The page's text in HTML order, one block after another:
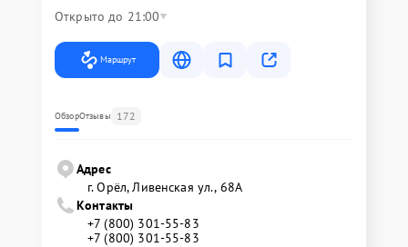
Открыто до 21:00
Маршрут
ОбзорОтзывы 172
Адрес
г. Орёл, Ливенская ул., 68А
Контакты
+7 (800) 301-55-83
+7 (800) 301-55-83